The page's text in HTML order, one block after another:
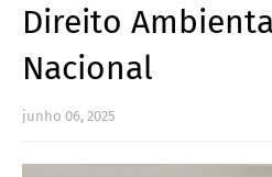
Direito
Nacional
junho 06, 2025